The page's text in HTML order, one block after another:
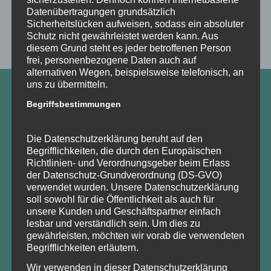
FINDEN
KONTAKT
Waldbauernverband Brandenburg e.V.
waldbauern@t-online.de
IMPESSUM
DATENSCHUTZ
Datenübertragungen grundsätzlich
Sicherheitslücken aufweisen, sodass ein absoluter
Schutz nicht gewährleistet werden kann. Aus
diesem Grund steht es jeder betroffenen Person
frei, personenbezogene Daten auch auf
alternativen Wegen, beispielsweise telefonisch, an
uns zu übermitteln.
Begriffsbestimmungen
Die Datenschutzerklärung beruht auf den
Begrifflichkeiten, die durch den Europäischen
Richtlinien- und Verordnungsgeber beim Erlass
der Datenschutz-Grundverordnung (DS-GVO)
verwendet wurden. Unsere Datenschutzerklärung
soll sowohl für die Öffentlichkeit als auch für
unsere Kunden und Geschäftspartner einfach
lesbar und verständlich sein. Um dies zu
gewährleisten, möchten wir vorab die verwendeten
Begrifflichkeiten erläutern.
Wir verwenden in dieser Datenschutzerklärung